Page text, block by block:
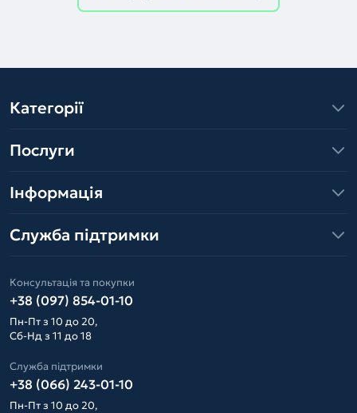
Категорії
Послуги
Інформація
Служба підтримки
Консультація та покупки
+38 (097) 854-01-10
Пн-Пт з 10 до 20,
Сб-Нд з 11 до 18
Служба підтримки
+38 (066) 243-01-10
Пн-Пт з 10 до 20,